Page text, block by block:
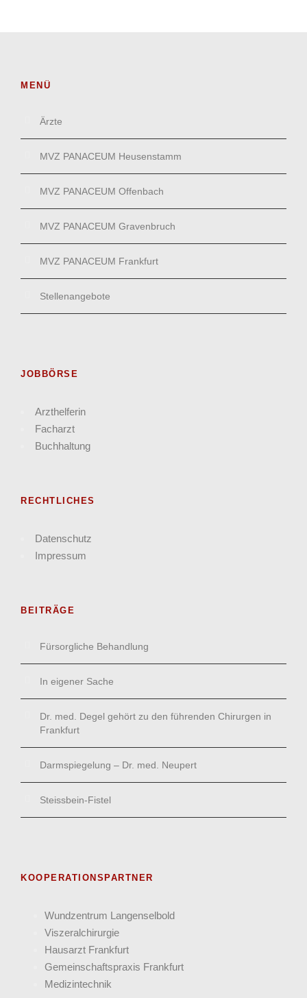
MENÜ
Ärzte
MVZ PANACEUM Heusenstamm
MVZ PANACEUM Offenbach
MVZ PANACEUM Gravenbruch
MVZ PANACEUM Frankfurt
Stellenangebote
JOBBÖRSE
Arzthelferin
Facharzt
Buchhaltung
RECHTLICHES
Datenschutz
Impressum
BEITRÄGE
Fürsorgliche Behandlung
In eigener Sache
Dr. med. Degel gehört zu den führenden Chirurgen in
Frankfurt
Darmspiegelung – Dr. med. Neupert
Steissbein-Fistel
KOOPERATIONSPARTNER
Wund­zentrum Langen­selbold
Viszeral­chirurgie
Hausarzt Frank­furt
Gemein­schafts­praxis Frankfurt
Medizin­technik